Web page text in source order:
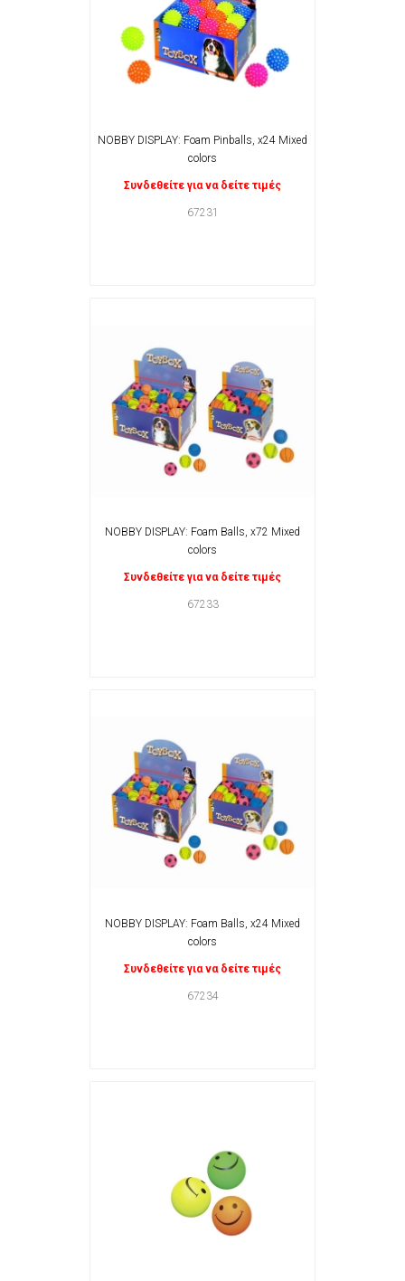
NOBBY DISPLAY: Foam Pinballs, x24 Mixed
colors
Συνδεθείτε για να δείτε τιμές
67231
NOBBY DISPLAY: Foam Balls, x72 Mixed
colors
Συνδεθείτε για να δείτε τιμές
67233
NOBBY DISPLAY: Foam Balls, x24 Mixed
colors
Συνδεθείτε για να δείτε τιμές
67234